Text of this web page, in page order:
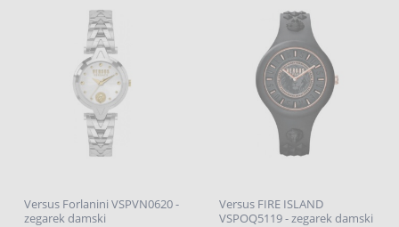
Versus Forlanini VSPVN0620 -
zegarek damski
Versus FIRE ISLAND
VSPOQ5119 - zegarek damski